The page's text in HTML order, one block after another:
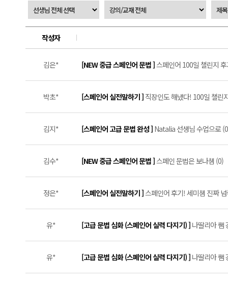
작성자
김은* [NEW 중급 스페인어 문법 ]스페인어 100일 챌린지
박초* [스페인어 실전말하기 ] 직장인도 해냈다! 100일 챌린
김지* [스페인어 고급 문법 완성 ] Natalia 선생님 수업으로
김수* [NEW 중급 스페인어 문법 ]스페인 문법은 보나샘 (0)
정은* [스페인어 실전말하기 ]스페인어 후기! 세미샘 진짜
유* [고급 문법 심화 (스페인어 실력 다지기) ] 나딸리아 쌤
유* [고급 문법 심화 (스페인어 실력 다지기) ] 나딸리아 쌤